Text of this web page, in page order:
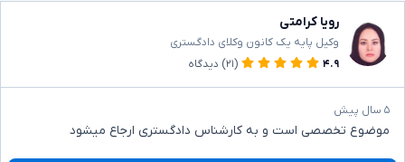
رویا کرامتی
وکیل پایه یک کانون وکلای دادگستری
۴.۹
(۲۱) دیدگاه
۵ سال پیش
موضوع تخصصی است و به کارشناس دادگستری ارجاع میشود